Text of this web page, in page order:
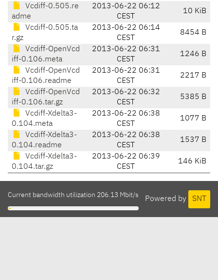
Vcdiff-0.505.re
adme
2013-06-22 06:12
CEST
10 KiB
Vcdiff-0.505.ta
r.gz
2013-06-22 06:14
CEST
8454 B
Vcdiff-OpenVcd
iff-0.106.meta
2013-06-22 06:31
CEST
1246 B
Vcdiff-OpenVcd
iff-0.106.readme
2013-06-22 06:31
CEST
2217 B
Vcdiff-OpenVcd
iff-0.106.tar.gz
2013-06-22 06:32
CEST
5385 B
Vcdiff-Xdelta3-
0.104.meta
2013-06-22 06:38
CEST
1077 B
Vcdiff-Xdelta3-
0.104.readme
2013-06-22 06:38
CEST
1537 B
Vcdiff-Xdelta3-
0.104.tar.gz
2013-06-22 06:39
CEST
146 KiB
Powered by SNT
Current bandwidth utilization 206.13 Mbit/s